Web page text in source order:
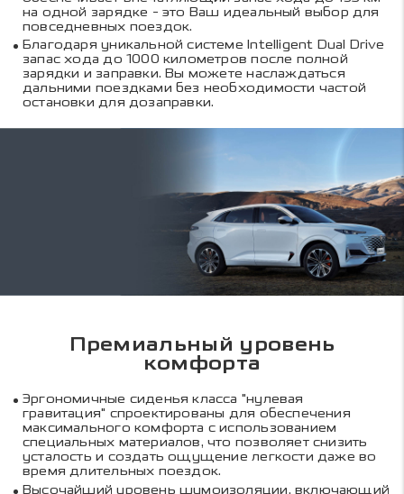
на одной зарядке - это Ваш идеальный выбор для
повседневных поездок.
Благодаря уникальной системе Intelligent Dual Drive
запас хода до 1000 километров после полной
зарядки и заправки. Вы можете наслаждаться
дальними поездками без необходимости частой
остановки для дозаправки.
Премиальный уровень
комфорта
Эргономичные сиденья класса "нулевая
гравитация" спроектированы для обеспечения
максимального комфорта c использованием
специальных материалов, что позволяет снизить
усталость и создать ощущение легкости даже во
время длительных поездок.
Высочайший уровень шумоизоляции, включающий